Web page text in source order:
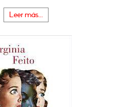
Leer más...